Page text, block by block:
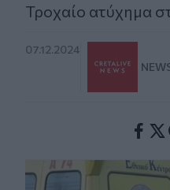
Τροχαίο ατύχημα
07.12.2024